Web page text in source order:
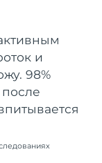
и
98%
после
дата доставки
дата доставки
12/08/2026
дата доставки
11/08/2026